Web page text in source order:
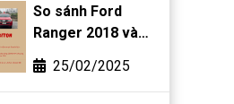
So sánh Ford
Ranger 2018 và
Mitsubishi Triton
2018
25/02/2025